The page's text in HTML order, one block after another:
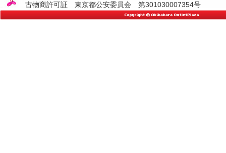
古物商許可証 東京都公安委員会 第301030007354号